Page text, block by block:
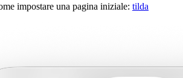
impostare una pagina iniziale: tilda